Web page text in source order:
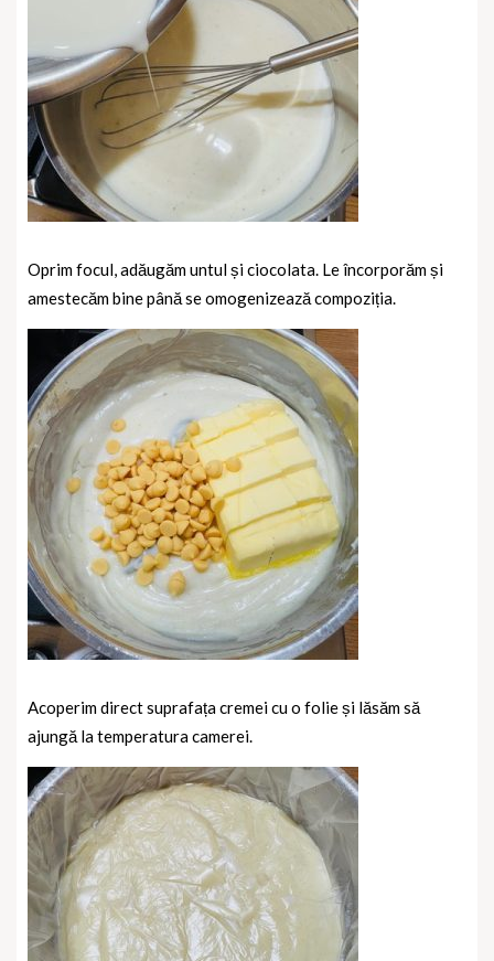
Oprim focul, adăugăm untul și ciocolata. Le încorporăm și
amestecăm bine până se omogenizează compoziția.
Acoperim direct suprafața cremei cu o folie și lăsăm să
ajungă la temperatura camerei.